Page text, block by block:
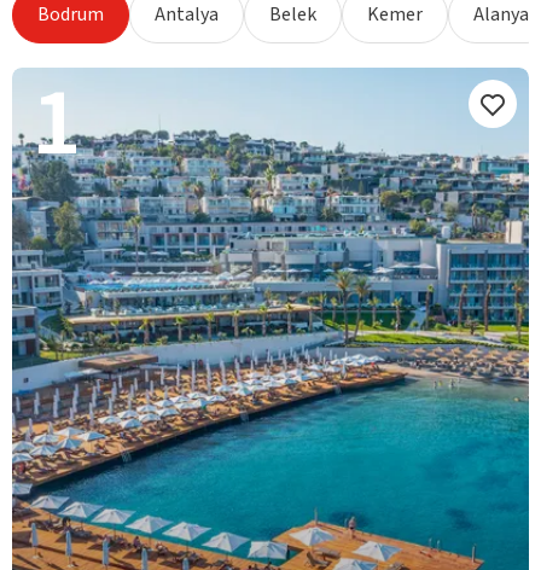
Bodrum Antalya Belek Kemer Alanya
1